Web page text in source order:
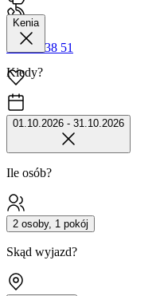
42 680 38 51
Kenia
Kiedy?
01.10.2026 - 31.10.2026
Ile osób?
2 osoby, 1 pokój
Skąd wyjazd?